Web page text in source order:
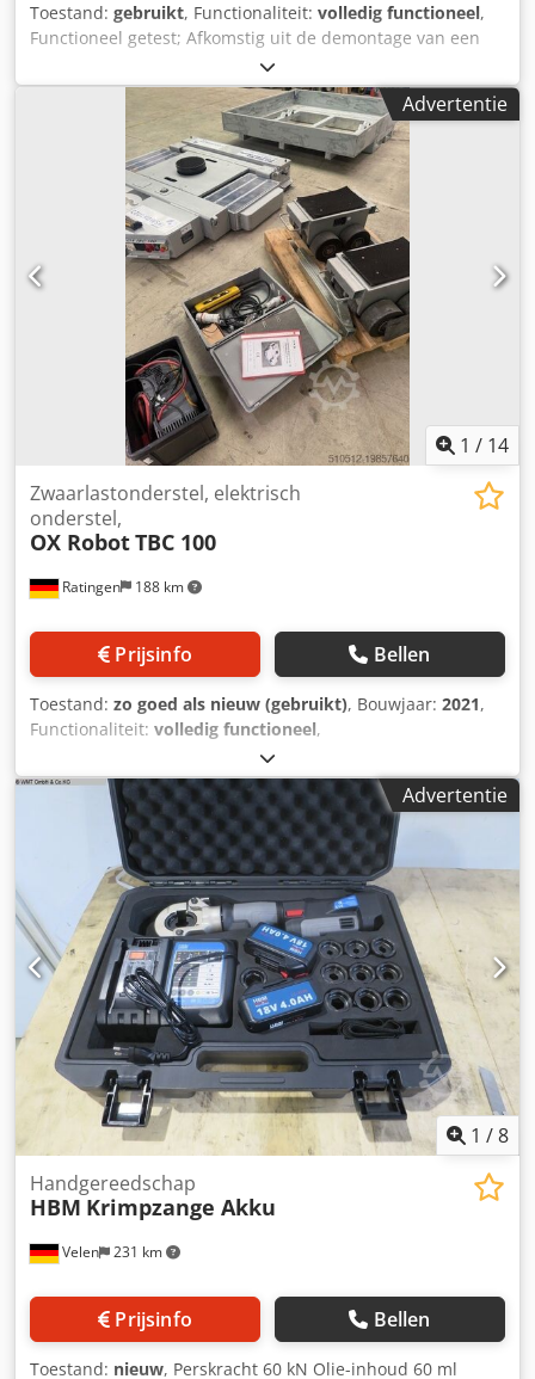
Toestand: gebruikt, Functionaliteit: volledig functioneel,
Functioneel getest; Afkomstig uit de demontage van een
productielijn van een automotive toeleverancier, vakkundig
gedemonteerd. Dedoyq R Tzepfx Ai Iokr
Advertentie
1 / 14
Ratingen 188 km
Zwaarlastonderstel, elektrisch
onderstel,
OX RobotTBC 100
Prijsinfo Bellen
Toestand: zo goed als nieuw (gebruikt), Bouwjaar: 2021,
Functionaliteit: volledig functioneel,
CR690
draagvermogen:100.000 kg, Elektrisch onderstel Robot
100 Ton Set - OX TBC 100 De zelfrijdende wagens hebben
een groot draagvermogen van 100 ton en een zeer lage
bouwhoogte, met de mogelijkheid tot volledige 360º-
rotatie. Ze zijn ontworpen om onder elk type element te
plaatsen en te verplaatsen. Ook zijn er gemotoriseerde
modellen met hydraulische heftcilinders voor het laden in
voertuigen of op rekken, met een maximale snelheid van 5
m/min. Dksdpjw Taikjfx Ai Ior Lengte - 1602 mm Breedte -
2019 mm Hoogte - 315 mm max. draag-/hefvermogen - 100
ton Afstandsbediening
Advertentie
1 /8
Velen 231 km
Handgereedschap
HBM Krimpzange Akku
Prijsinfo Bellen
Toestand: nieuw, Perskracht 60 kN Olie-inhoud 60 ml